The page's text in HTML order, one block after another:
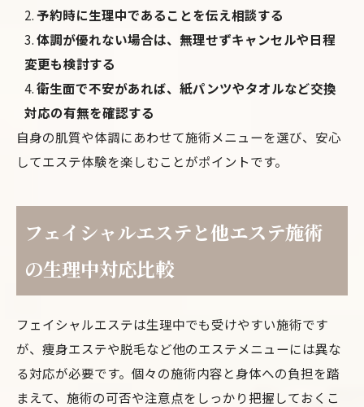
予約時に生理中であることを伝え相談する
体調が優れない場合は、無理せずキャンセルや日程
変更も検討する
衛生面で不安があれば、紙パンツやタオルなど交換
対応の有無を確認する
自身の肌質や体調にあわせて施術メニューを選び、安心
してエステ体験を楽しむことがポイントです。
フェイシャルエステと他エステ施術
の生理中対応比較
フェイシャルエステは生理中でも受けやすい施術です
が、痩身エステや脱毛など他のエステメニューには異な
る対応が必要です。個々の施術内容と身体への負担を踏
まえて、施術の可否や注意点をしっかり把握しておくこ